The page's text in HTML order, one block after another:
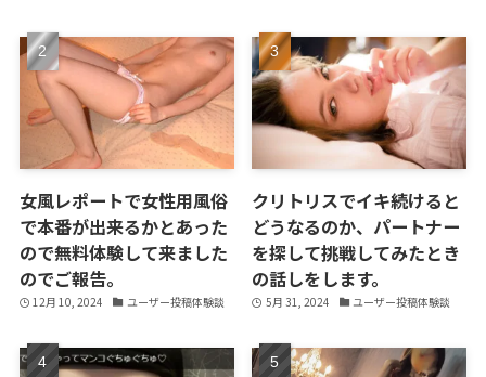
女風レポートで女性用風俗
で本番が出来るかとあった
ので無料体験して来ました
のでご報告。
12月 10, 2024 ユーザー投稿体験談
クリトリスでイキ続けると
どうなるのか、パートナー
を探して挑戦してみたとき
の話しをします。
5月 31, 2024 ユーザー投稿体験談